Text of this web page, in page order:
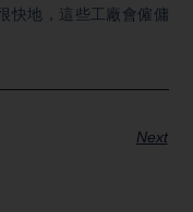
快地，這些工廠會僱傭
Next